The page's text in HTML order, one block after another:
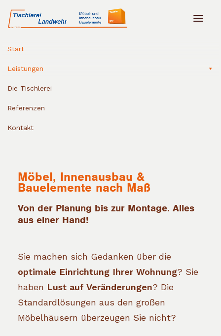
Start
Leistungen
Die Tischlerei
Referenzen
Kontakt
Möbel, Innenausbau &
Bauelemente nach Maß
Von der Planung bis zur Montage. Alles
aus einer Hand!
Sie machen sich Gedanken über die
optimale Einrichtung Ihrer Wohnung? Sie
haben Lust auf Veränderungen? Die
Standardlösungen aus den großen
Möbelhäusern überzeugen Sie nicht?